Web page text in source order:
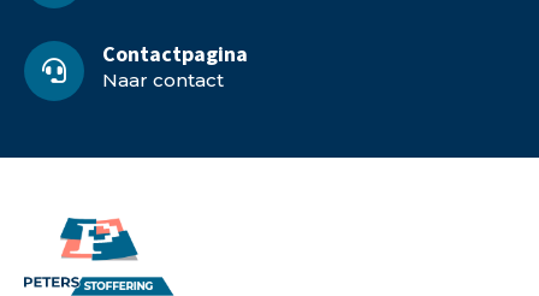
Contactpagina
Naar contact